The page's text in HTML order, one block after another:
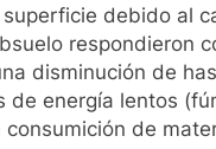
debido al
respondieron
disminución de
de energía lentos
de